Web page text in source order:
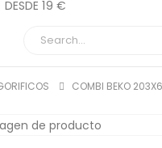
19 €
COMBI BEKO